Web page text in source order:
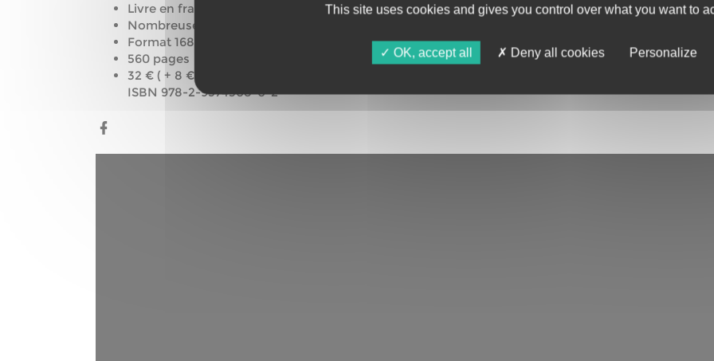
Livre en français
Nombreuses illustrations et photographies en noir & blanc
Format 168 x 240 cm
560 pages
32 € ( + 8 € de frais de port pour la vente par correspondance)
ISBN 978-2-9574308-0-2
This site uses cookies and gives you control over what you want to
OK, accept all Deny all cookies Personalize